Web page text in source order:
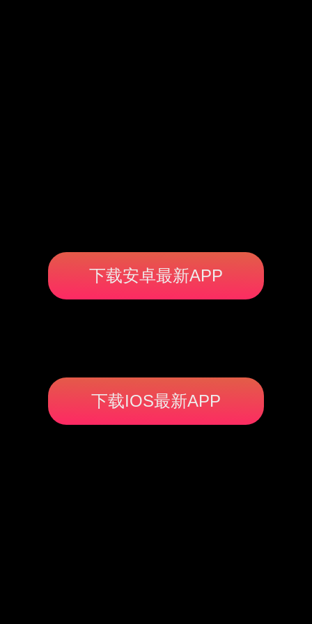
下载安卓最新APP
下载IOS最新APP